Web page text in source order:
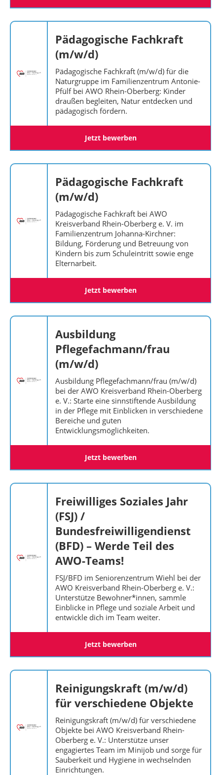
Pädagogische Fachkraft
(m/w/d)
Pädagogische Fachkraft (m/w/d) für die
Naturgruppe im Familienzentrum Antonie-
Pfülf bei AWO Rhein-Oberberg: Kinder
draußen begleiten, Natur entdecken und
pädagogisch fördern.
Jetzt bewerben
Pädagogische Fachkraft
(m/w/d)
Pädagogische Fachkraft bei AWO
Kreisverband Rhein-Oberberg e. V. im
Familienzentrum Johanna-Kirchner:
Bildung, Förderung und Betreuung von
Kindern bis zum Schuleintritt sowie enge
Elternarbeit.
Jetzt bewerben
Ausbildung
Pflegefachmann/frau
(m/w/d)
Ausbildung Pflegefachmann/frau (m/w/d)
bei der AWO Kreisverband Rhein-Oberberg
e. V.: Starte eine sinnstiftende Ausbildung
in der Pflege mit Einblicken in verschiedene
Bereiche und guten
Entwicklungsmöglichkeiten.
Jetzt bewerben
Freiwilliges Soziales Jahr
(FSJ) /
Bundesfreiwilligendienst
(BFD) – Werde Teil des
AWO-Teams!
FSJ/BFD im Seniorenzentrum Wiehl bei der
AWO Kreisverband Rhein-Oberberg e. V.:
Unterstütze Bewohner*innen, sammle
Einblicke in Pflege und soziale Arbeit und
entwickle dich im Team weiter.
Jetzt bewerben
Reinigungskraft (m/w/d)
für verschiedene Objekte
Reinigungskraft (m/w/d) für verschiedene
Objekte bei AWO Kreisverband Rhein-
Oberberg e. V.: Unterstütze unser
engagiertes Team im Minijob und sorge für
Sauberkeit und Hygiene in wechselnden
Einrichtungen.